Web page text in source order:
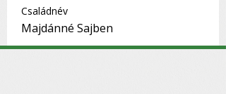
Családnév
Majdánné Sajben